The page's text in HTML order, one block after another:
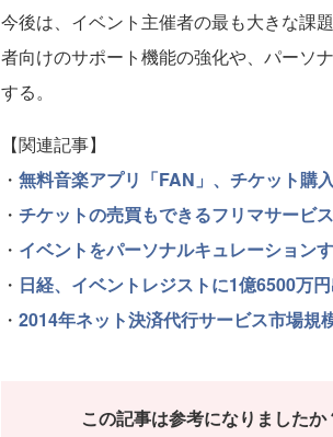
今後は、イベント主催者の最も大きな課
者向けのサポート機能の強化や、パーソ
する。
【関連記事】
・ 無料音楽アプリ「FAN」、チケット購
・ チケットの売買もできるフリマサービ
・ イベントをパーソナルキュレーショ
・ 日経、イベントレジストに1億6500万
・ 2014年ネット決済代行サービス市場規
この記事は参考になりましたか